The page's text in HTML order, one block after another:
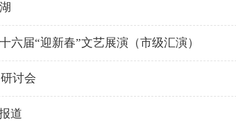
六届“迎新春”文艺展演（市级汇演）
讨会
道